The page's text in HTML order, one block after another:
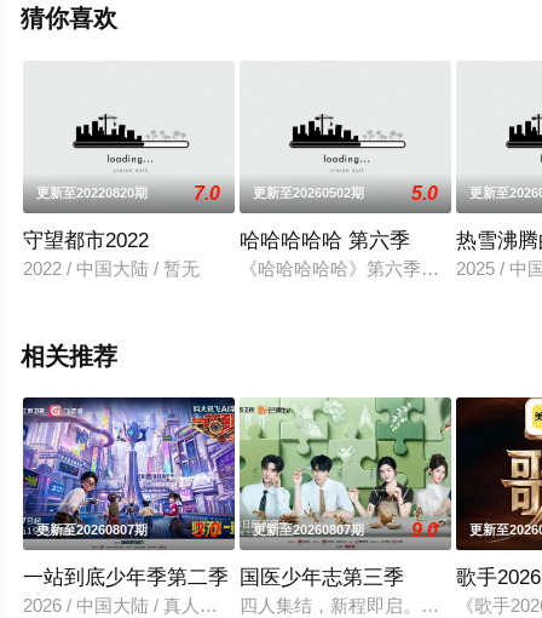
了解。
猜你喜欢
更新至20220820期 7.0
守望都市2022
2022 / 中国大陆 / 暂无
更新至20260502期 5.0
哈哈哈哈哈 第六季
《哈哈哈哈哈》第六季邓超、陈赫
更新至
热雪沸
2025 / 中
相关推荐
更新至20260807期 3.0
一站到底少年季第二季
2026 / 中国大陆 / 真人秀,大陆综艺
更新至20260807期 9.0
国医少年志第三季
四人集结，新程即启。和陈妍希、
更新至
歌手2026
《歌手